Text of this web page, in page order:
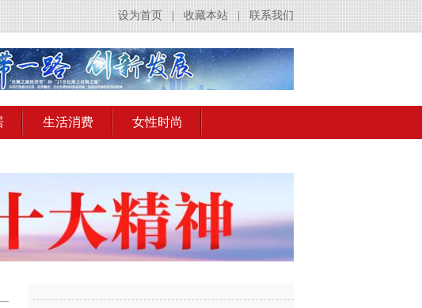
联系我们
收藏本站
设为首页
生活消费 女性时尚